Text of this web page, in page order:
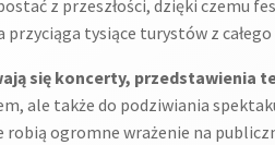
z przeszłości, dzięki
tysiące turystów z całego
się koncerty, przedstawienia
ale także do podziwiania
ogromne wrażenie na